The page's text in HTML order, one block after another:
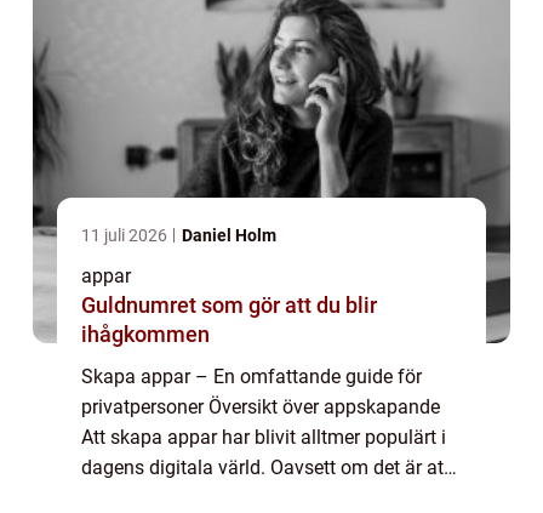
11 juli 2026 Daniel Holm
appar
Guldnumret som gör att du blir
ihågkommen
Skapa appar – En omfattande guide för
privatpersoner Översikt över appskapande
Att skapa appar har blivit alltmer populärt i
dagens digitala värld. Oavsett om det är att